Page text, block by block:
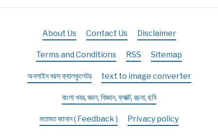
About Us Contact Us Disclaimer
Terms and Conditions RSS Sitemap
অনলাইন বয়স ক্যালকুলেটর text to image converter
বাংলা খবর, জ্ঞান, বিজ্ঞান, ফ্যাক্ট, রচনা, ছবি
মতামত জানান ( Feedback ) Privacy policy